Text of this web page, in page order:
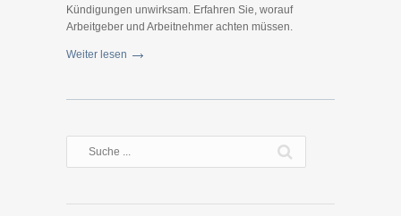
Kündigungen unwirksam. Erfahren Sie, worauf
Arbeitgeber und Arbeitnehmer achten müssen.
Weiter lesen